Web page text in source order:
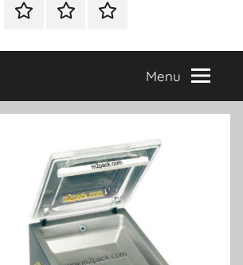
الرئيسيةاتصل
اتـصـل
في
التي
Menu